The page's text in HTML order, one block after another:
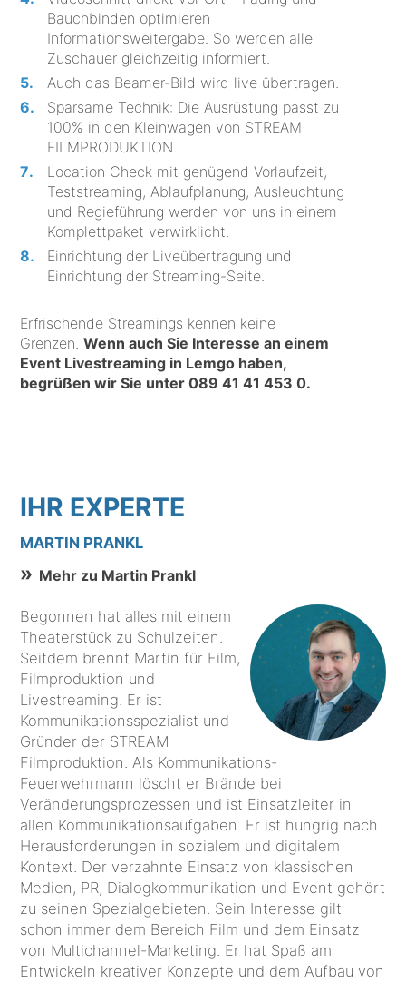
Bauchbinden optimieren
Informationsweitergabe. So werden alle
Zuschauer gleichzeitig informiert.
Auch das Beamer-Bild wird live übertragen.
Sparsame Technik: Die Ausrüstung passt zu
100% in den Kleinwagen von STREAM
FILMPRODUKTION.
Location Check mit genügend Vorlaufzeit,
Teststreaming, Ablaufplanung, Ausleuchtung
und Regieführung werden von uns in einem
Komplettpaket verwirklicht.
Einrichtung der Liveübertragung und
Einrichtung der Streaming-Seite.
Erfrischende Streamings kennen keine
Grenzen.Wenn auch Sie Interesse an einem
Event Livestreaming in Lemgo haben,
begrüßen wir Sie unter089 41 41 453 0.
IHR EXPERTE
MARTIN PRANKL
Mehr zu Martin Prankl
Begonnen hat alles mit einem
Theaterstück zu Schulzeiten.
Seitdem brennt Martin für Film,
Filmproduktion und
Livestreaming. Er ist
Kommunikationsspezialist und
Gründer der STREAM
Filmproduktion. Als Kommunikations-
Feuerwehrmann löscht er Brände bei
Veränderungsprozessen und ist Einsatzleiter in
allen Kommunikationsaufgaben. Er ist hungrig nach
Herausforderungen in sozialem und digitalem
Kontext. Der verzahnte Einsatz von klassischen
Medien, PR, Dialogkommunikation und Event gehört
zu seinen Spezialgebieten. Sein Interesse gilt
schon immer dem Bereich Film und dem Einsatz
von Multichannel-Marketing. Er hat Spaß am
Entwickeln kreativer Konzepte und dem Aufbau von